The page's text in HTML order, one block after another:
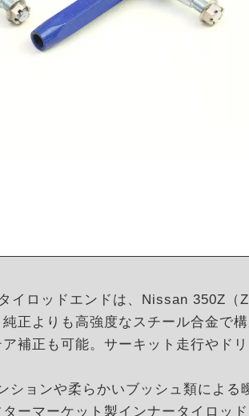
イロッドエンドは、Nissan 350Z（
正よりも高強度なスチール合金で
補正も可能。サーキット走行やド
ションや柔らかいブッシュ類によ
ーマーケット製インナータイロッ